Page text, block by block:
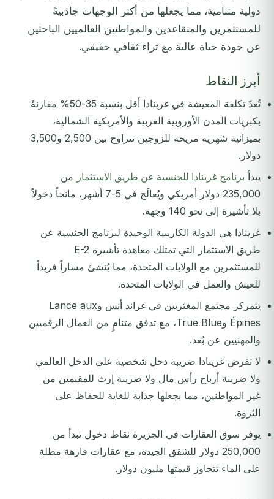
دولية متنامية، مما يجعلها من أكثر الوجهات جاذبيةً
للمستثمرين والمتقاعدين والمواطنين العالميين الباحثين
عن جودة حياة عالية مع ثراء ثقافي حقيقي.
أبرز النقاط
تُعدّ تكلفة المعيشة في غرينادا أقل بنسبة 35-50% مقارنةً
بكبريات المدن الأوروبية الغربية والأمريكية الشمالية،
بميزانية شهرية مريحة للزوجين تتراوح بين 2,500 و3,500
دولار.
يبدأ برنامج غرينادا للجنسية عن طريق الاستثمار من
235,000 دولار أمريكي ويُعالَج في 5-7 أشهر، مانحاً دخولاً
بلا تأشيرة إلى نحو 140 وجهة.
غرينادا هي الدولة الكاريبية الوحيدة لبرنامج الجنسية عن
طريق الاستثمار التي تمتلك معاهدة تأشيرة E-2
للمستثمرين مع الولايات المتحدة، مما يُنشئ مساراً فريداً
للعيش والعمل في الولايات المتحدة.
يتمركز مجتمع المغتربين في غراند أنس وLance aux
Épines وTrue Blue، مع تدفق متنامٍ من العمال الرقميين
والمهنيين عن بُعد.
لا تفرض غرينادا ضريبة دخل شخصية على الدخل العالمي
ولا ضريبة أرباح رأس مال ولا ضريبة إرث للمقيمين من
غير المواطنين، مما يجعلها جذابة للغاية للحفاظ على
الثروة.
يوفر سوق العقارات في الجزيرة نقاط دخول تبدأ من
250,000 دولار للشقق الجيدة، مع عقارات فارهة مطلة
على الماء تتجاوز قيمتها مليون دولار.